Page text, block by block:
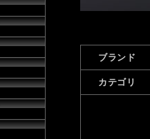
ブランド
カテゴリ